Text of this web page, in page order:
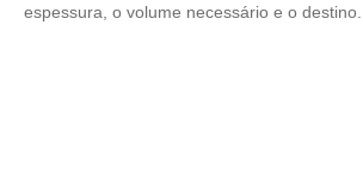
espessura, o volume necessário e o destino.